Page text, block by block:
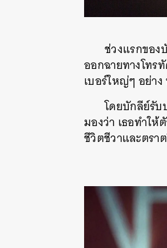
ช่วงแรกของ
ออกฉายทางโทร
เบอร์ใหญ่ๆ อย่า
โดยบักลีย์รั
มองว่า เธอทำใ
ชีวิตชีวาและตรา